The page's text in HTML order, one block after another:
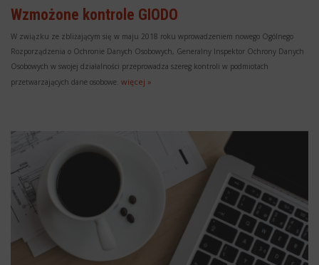
Wzmożone kontrole GIODO
W związku ze zbliżającym się w maju 2018 roku wprowadzeniem nowego Ogólnego
Rozporządzenia o Ochronie Danych Osobowych, Generalny Inspektor Ochrony Danych
Osobowych w swojej działalności przeprowadza szereg kontroli w podmiotach
przetwarzających dane osobowe. więcej »